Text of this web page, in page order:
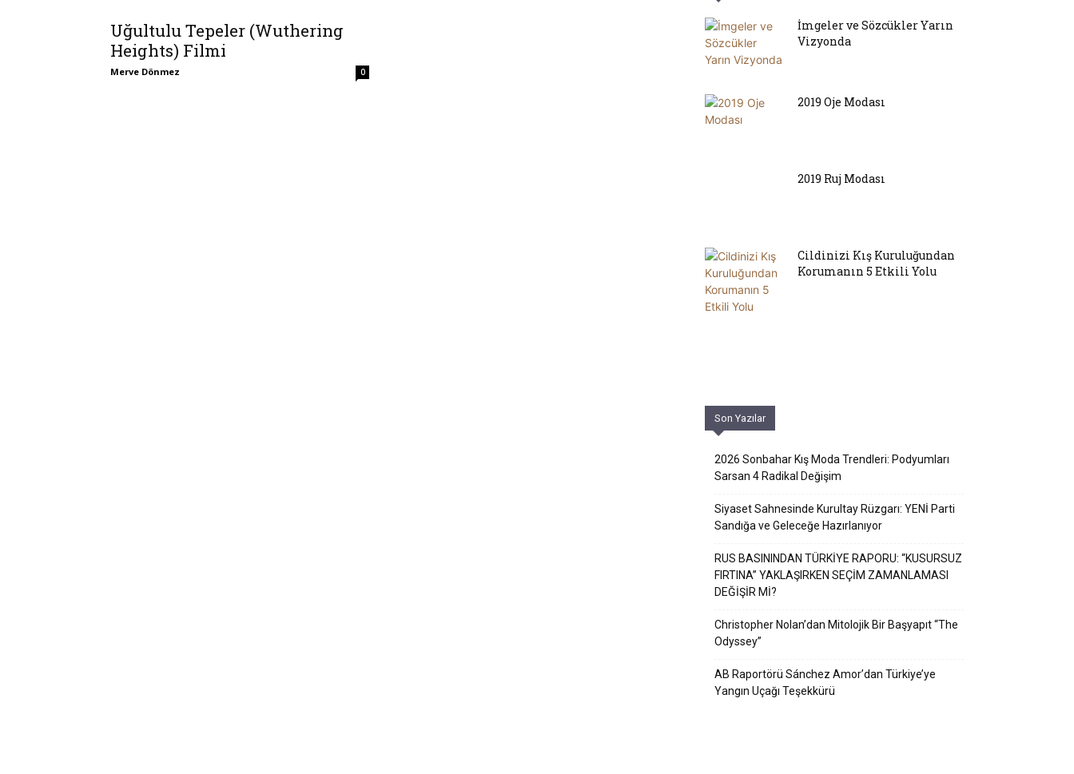
Uğultulu Tepeler (Wuthering
Heights) Filmi
Merve Dönmez 0
İmgeler ve Sözcükler Yarın
Vizyonda
2019 Oje Modası
2019 Ruj Modası
Cildinizi Kış Kuruluğundan
Korumanın 5 Etkili Yolu
Son Yazılar
2026 Sonbahar Kış Moda Trendleri: Podyumları
Sarsan 4 Radikal Değişim
Siyaset Sahnesinde Kurultay Rüzgarı: YENİ Parti
Sandığa ve Geleceğe Hazırlanıyor
RUS BASININDAN TÜRKİYE RAPORU: “KUSURSUZ
FIRTINA” YAKLAŞIRKEN SEÇİM ZAMANLAMASI
DEĞİŞİR Mİ?
Christopher Nolan’dan Mitolojik Bir Başyapıt “The
Odyssey”
AB Raportörü Sánchez Amor’dan Türkiye’ye
Yangın Uçağı Teşekkürü